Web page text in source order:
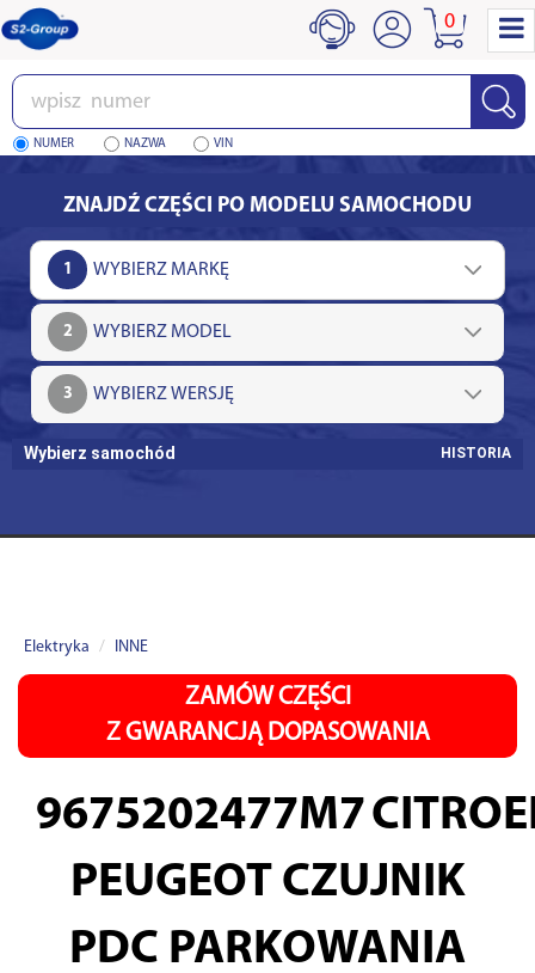
Wpisz
numer
NUMER NAZWA VIN
0
ZNAJDŹ CZĘŚCI PO MODELU SAMOCHODU
1
2
3
Wybierz samochód HISTORIA
Elektryka INNE
ZAMÓW CZĘŚCI
Z GWARANCJĄ DOPASOWANIA
9675202477M7
PEUGEOT CZUJNIK
PDC PARKOWANIA